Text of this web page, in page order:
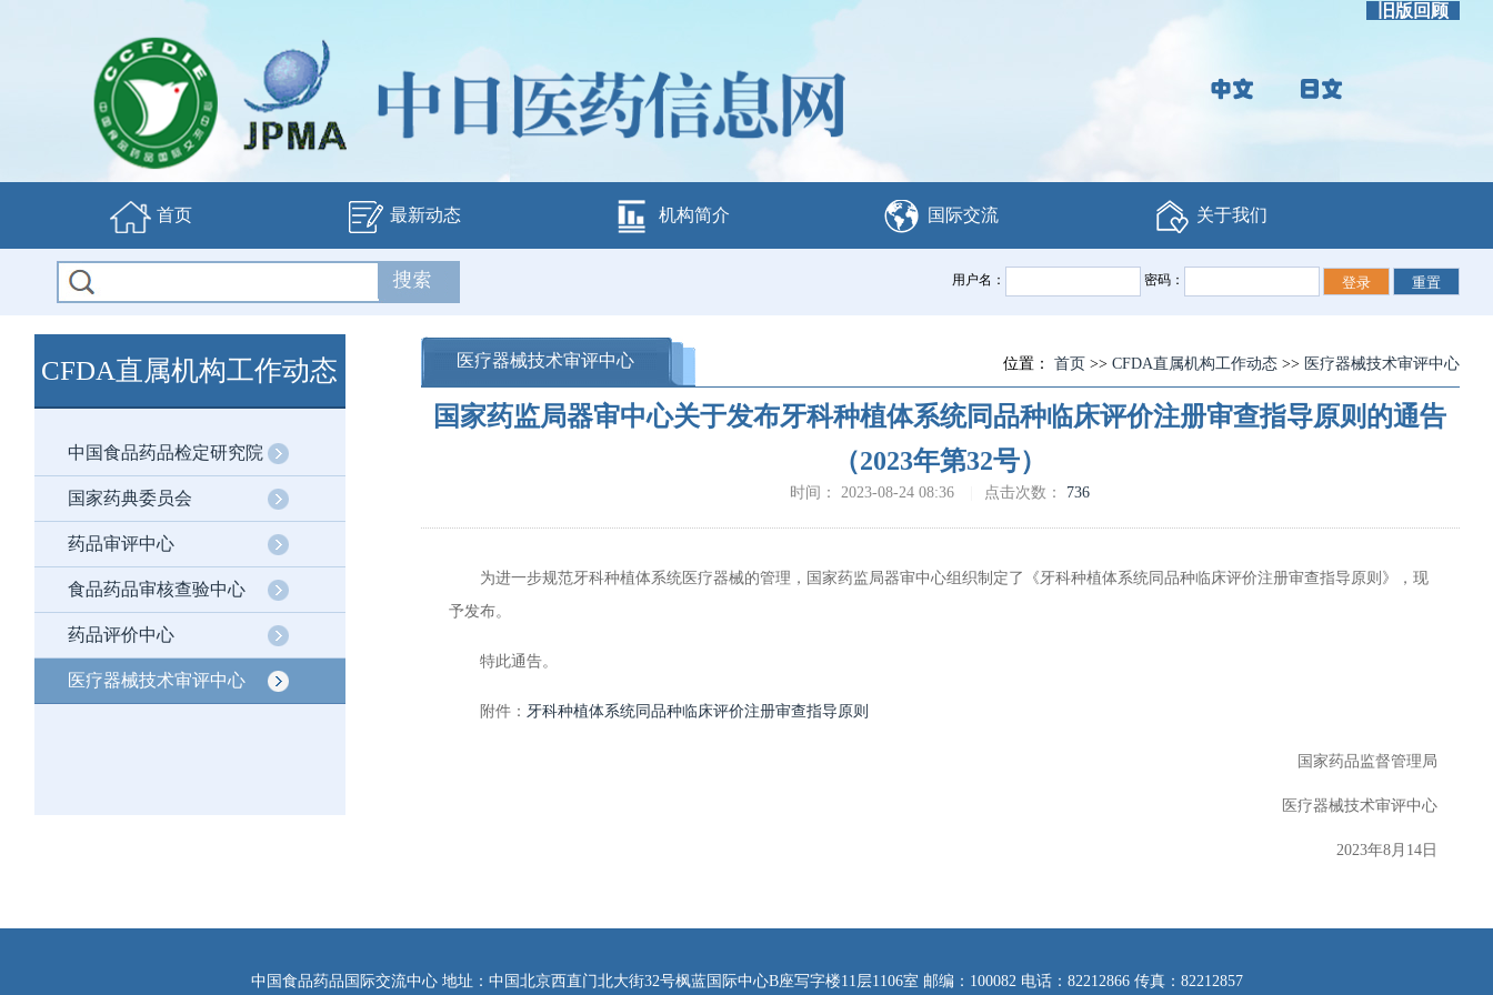
旧版回顾
首页 最新动态 机构简介 国际交流 关于我们
用户名： 密码：
CFDA直属机构工作动态
中国食品药品检定研究院
国家药典委员会
药品审评中心
食品药品审核查验中心
药品评价中心
医疗器械技术审评中心
医疗器械技术审评中心 位置： 首页 >> CFDA直属机构工作动态>> 医疗器械技术审评中心
国家药监局器审中心关于发布牙科种植体系统同品种临床评价注册审查指导原则的通告
（2023年第32号）
时间： 2023-08-24 08:36 点击次数： 736
为进一步规范牙科种植体系统医疗器械的管理，国家药监局器审中心组织制定了《牙科种植体系统同品种临床评价注册审查指导原则》，现
予发布。
特此通告。
附件： 牙科种植体系统同品种临床评价注册审查指导原则
国家药品监督管理局
医疗器械技术审评中心
2023年8月14日
中国食品药品国际交流中心 地址：中国北京西直门北大街32号枫蓝国际中心B座写字楼11层1106室 邮编：100082 电话：82212866 传真：82212857